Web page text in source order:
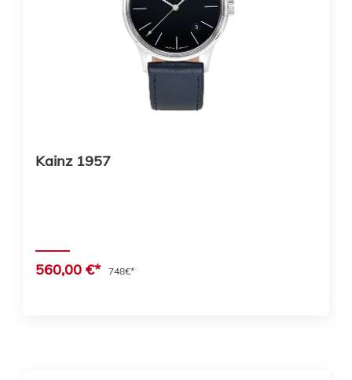
Kainz 1957
560,00 €* 748€*